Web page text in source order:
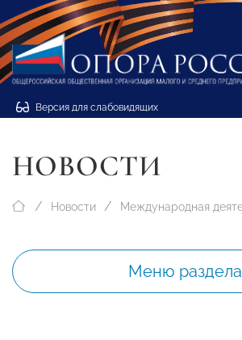
Версия для слабовидящих
НОВОСТИ
Новости
Меню раздела